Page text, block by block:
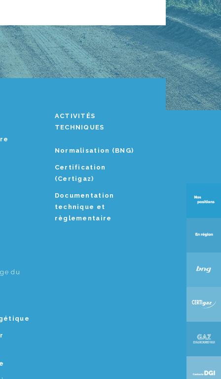
du
ACTIVITÉS
TECHNIQUES
Normalisation (BNG)
Certification
(Certigaz)
Documentation
technique et
règlementaire